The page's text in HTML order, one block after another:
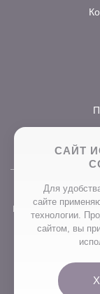
Вся текстовая
на сайте
«ПРОСТОБУКЕТ»
использование
САЙТ
Для
сайте
технологии.
сайтом, вы